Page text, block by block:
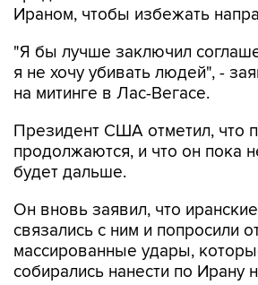
Ираном, чтобы избежать
"Я бы лучше заключил
я не хочу убивать людей", -
на митинге в Лас-Вегасе.
Президент США отметил, что
продолжаются, и что он пока
будет дальше.
Он вновь заявил, что
связались с ним и попросили
массированные удары,
собирались нанести по Ирану